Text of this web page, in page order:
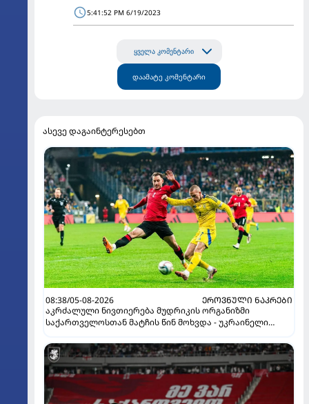
5:41:52 PM 6/19/2023
ყველა კომენტარი
დაამატე კომენტარი
ასევე დაგაინტერესებთ
08:38/05-08-2026
ᲔᲠᲝᲕᲜᲣᲚᲘ ᲜᲐᲙᲠᲔᲑᲘ
აკრძალული ნივთიერება მუდრიკის ორგანიზმი
საქართველოსთან მატჩის წინ მოხვდა - უკრაინელი
ინფორმაციას ავრცელებს